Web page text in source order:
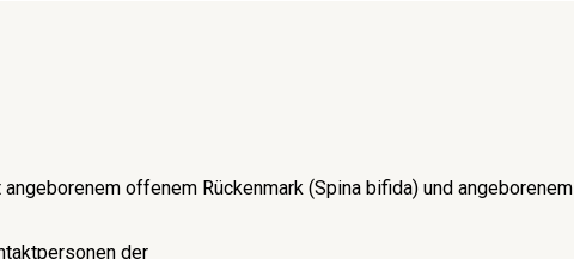
offenem Rückenmark (Spina bifida) und angeborenem
der